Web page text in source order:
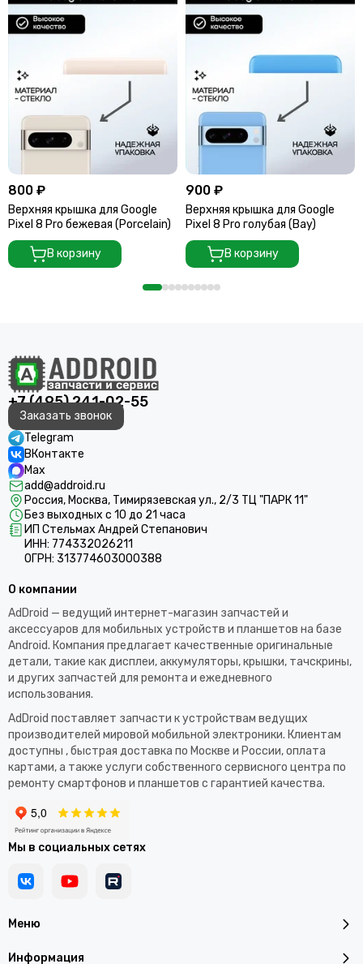
800 ₽
Верхняя крышка для Google
Pixel 8 Pro бежевая (Porcelain)
В корзину
900 ₽
Верхняя крышка для Google
Pixel 8 Pro голубая (Bay)
В корзину
+7 (495) 241-02-55
Заказать звонок
Telegram
ВКонтакте
Max
add@addroid.ru
Россия, Москва, Тимирязевская ул., 2/3 ТЦ "ПАРК 11"
Без выходных с 10 до 21 часа
ИП Стельмах Андрей Степанович
ИНН: 774332026211
ОГРН: 313774603000388
Меню
Информация
О компании
AdDroid — ведущий интернет-магазин запчастей и
аксессуаров для мобильных устройств и планшетов на базе
Android. Компания предлагает качественные оригинальные
детали, такие как дисплеи, аккумуляторы, крышки, тачскрины,
и других запчастей для ремонта и ежедневного
использования.​
AdDroid поставляет запчасти к устройствам ведущих
производителей мировой мобильной электроники. Клиентам
доступны , быстрая доставка по Москве и России, оплата
картами, а также услуги собственного сервисного центра по
ремонту смартфонов и планшетов с гарантией качества.
Мы в социальных сетях